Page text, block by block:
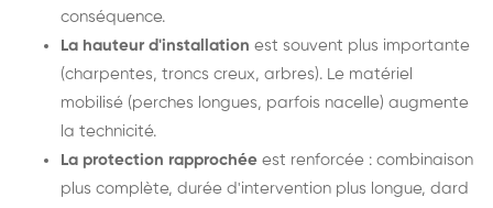
conséquence.
La hauteur d'installation est souvent plus importante
(charpentes, troncs creux, arbres). Le matériel
mobilisé (perches longues, parfois nacelle) augmente
la technicité.
La protection rapprochée est renforcée : combinaison
plus complète, durée d'intervention plus longue, dard